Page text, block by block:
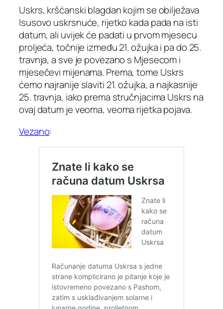
Uskrs, kršćanski blagdan kojim se obilježava
Isusovo uskrsnuće, rijetko kada pada na isti
datum, ali uvijek će padati u prvom mjesecu
proljeća, točnije između 21. ožujka i pa do 25.
travnja, a sve je povezano s Mjesecom i
mjesečevi mijenama. Prema, tome Uskrs
ćemo najranije slaviti 21. ožujka, a najkasnije
25. travnja, iako prema stručnjacima Uskrs na
ovaj datum je veoma, veoma rijetka pojava.
Vezano: